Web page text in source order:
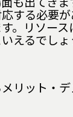
する必要
。リソー
えるでしょ
リット・